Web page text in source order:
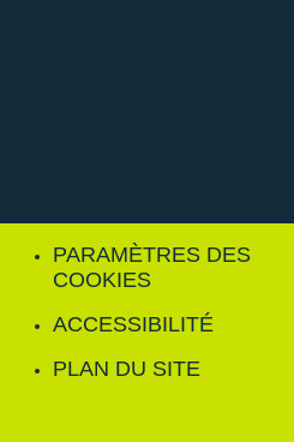
PARAMÈTRES DES
COOKIES
ACCESSIBILITÉ
PLAN DU SITE